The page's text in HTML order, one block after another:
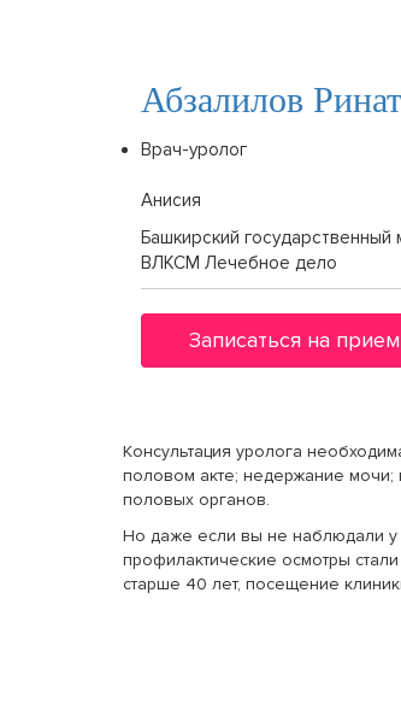
Абзалилов
Врач-уролог
Анисия
Башкирский государственный
ВЛКСМ Лечебное дело
Записаться на прием
Консультация уролога
половом акте; недержание
половых органов.
Но даже если вы не наблюдали у
профилактические осмотры
старше 40 лет, посещение